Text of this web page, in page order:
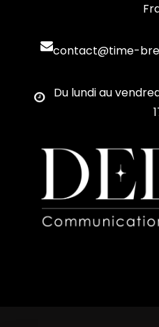
contact@time-
Du lundi au